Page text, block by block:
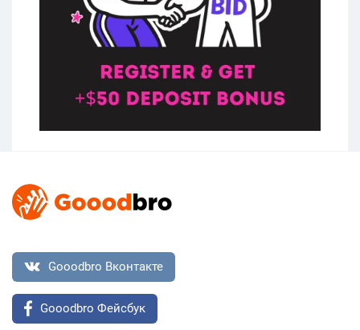
Gooodbro Вконтакте
Gooodbro Фейсбук